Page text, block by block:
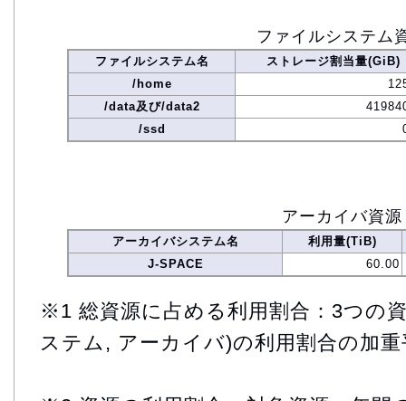
ファイルシステム
ファイルシステム名
ストレージ割当量(GiB)
/home
/data及び/data2
/ssd
アーカイバ資源
アーカイバシステム名
利用量(TiB)
J-SPACE
60.00
※1 総資源に占める利用割合：3つの
ステム, アーカイバ)の利用割合の加重